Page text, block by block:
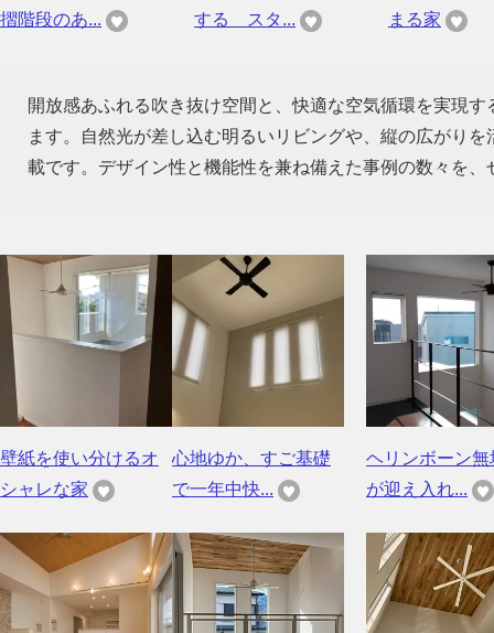
摺階段のあ...
する スタ...
まる家
開放感あふれる吹き抜け空間と、快適な空気循環を実現
ます。自然光が差し込む明るいリビングや、縦の広がり
載です。デザイン性と機能性を兼ね備えた事例の数々を、
壁紙を使い分けるオ
シャレな家
心地ゆか、すご基礎
で一年中快...
ヘリンボーン無
が迎え入れ...